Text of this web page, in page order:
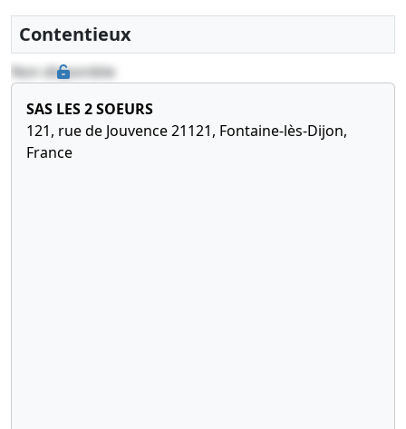
Contentieux
Non disponible
SAS LES 2 SOEURS
121, rue de Jouvence 21121, Fontaine-lès-Dijon,
France